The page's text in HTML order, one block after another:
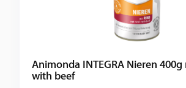
Animonda INTEGRA Nieren 400g
with beef